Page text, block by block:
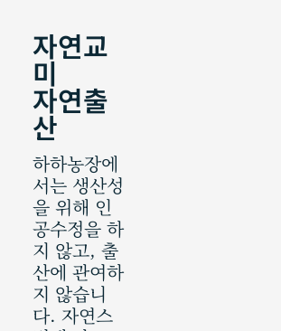
자연교
미
자연출
산
하하농장에
서는 생산성
을 위해 인
공수정을 하
지 않고, 출
산에 관여하
지 않습니
다. 자연스